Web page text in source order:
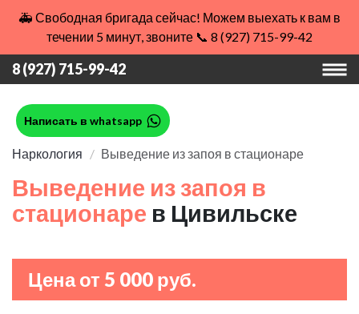
🚑 Свободная бригада сейчас! Можем выехать к вам в
течении 5 минут, звоните 📞 8 (927) 715-99-42
8 (927) 715-99-42
Написать в whatsapp
Наркология Выведение из запоя в стационаре
Выведение из запоя в
стационаре в Цивильске
Цена от 5 000 руб.